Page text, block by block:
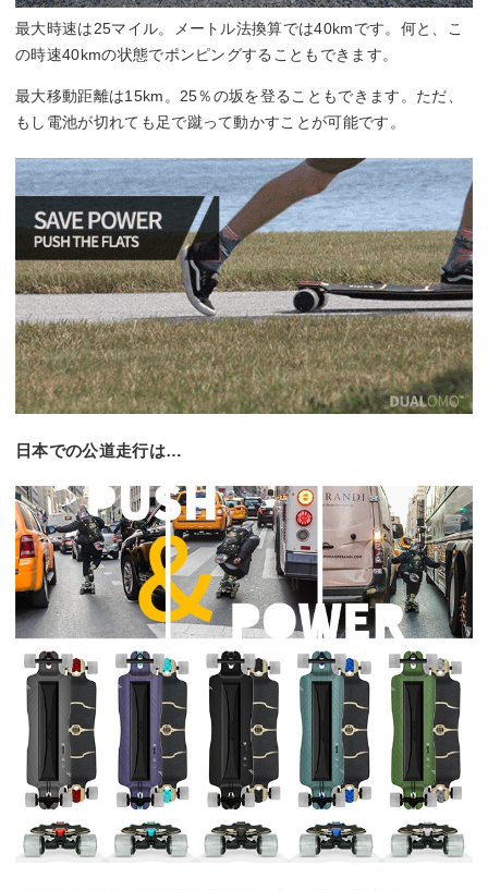
最大時速は25マイル。メートル法換算では40kmです。何と、こ
の時速40kmの状態でポンピングすることもできます。
最大移動距離は15km。25％の坂を登ることもできます。ただ、
もし電池が切れても足で蹴って動かすことが可能です。
日本での公道走行は…